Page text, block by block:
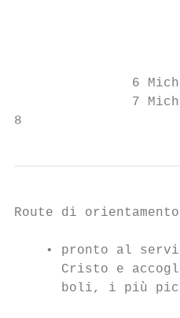
6
7
8
Route di
• pronto al
Cristo e
boli, i più